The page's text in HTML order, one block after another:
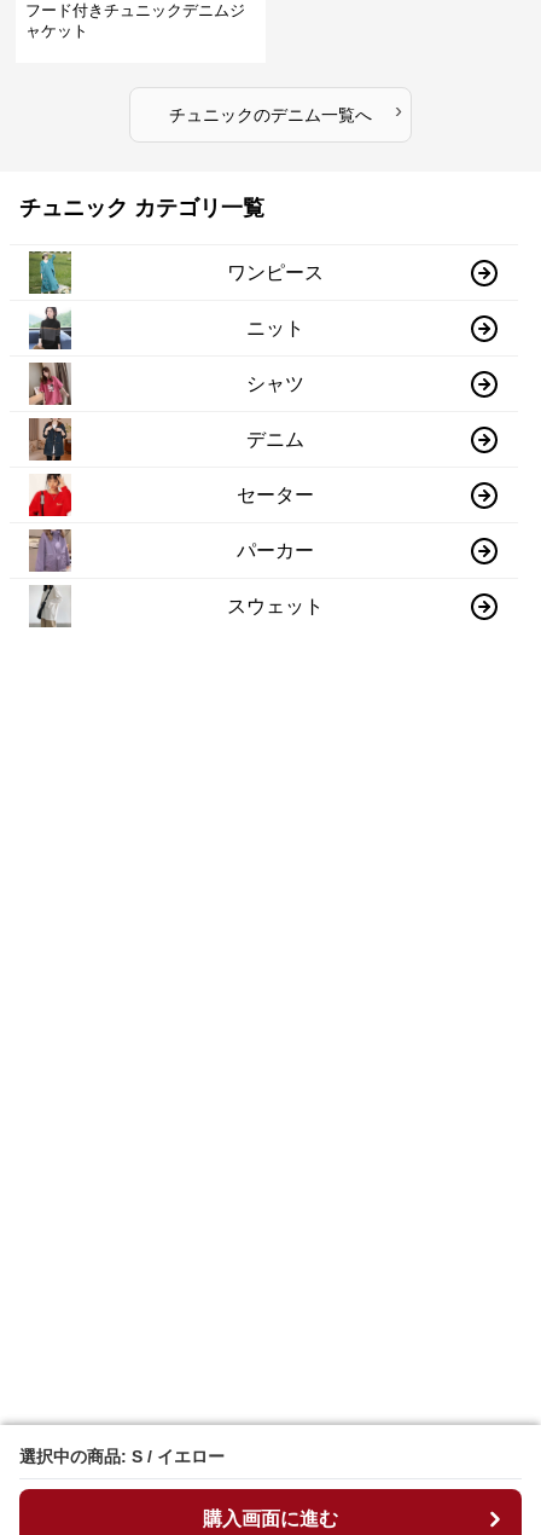
選択中の商品: S / イエロー
購入画面に進む
選択中の商品: S / イエロー
購入画面に進む
フード付きチュニックデニムジ
ャケット
チュニックのデニム一覧へ ›
チュニック カテゴリ一覧
ワンピース
ニット
シャツ
デニム
セーター
パーカー
スウェット